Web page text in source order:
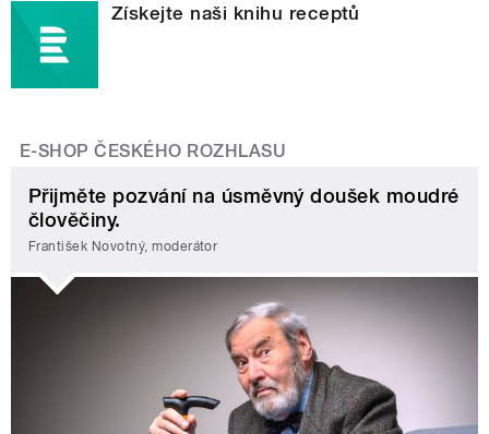
Získejte naši knihu receptů
E-SHOP ČESKÉHO ROZHLASU
Přijměte pozvání na úsměvný doušek moudré
člověčiny.
František Novotný, moderátor